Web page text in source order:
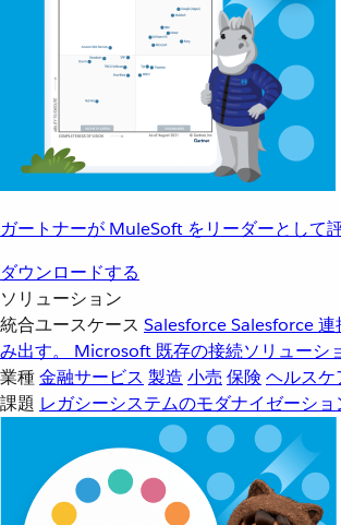
ガートナーが MuleSoft をリーダーとして
ダウンロードする
ソリューション
統合ユースケース SalesforceSalesforce 連
み出す。
Microsoft 既存の接続ソリューシ
業種金融サービス 製造 小売 保険 ヘルスケ
課題 レガシーシステムのモダナイゼーショ